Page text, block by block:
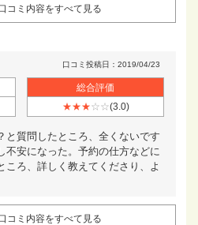
コミ内容をすべて見る
口コミ投稿日：2019/04/23
総合評価
★★★☆☆(3.0)
と質問したところ、全くないです
不安になった。予約の仕方などに
ころ、詳しく教えてくださり、よ
コミ内容をすべて見る